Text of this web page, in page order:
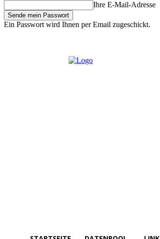
Ihre E-Mail-Adresse
Ein Passwort wird Ihnen per Email zugeschickt.